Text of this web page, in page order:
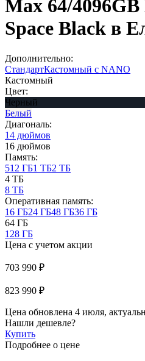
Max 64/
Space Black в
Дополнительно:
СтандартКастомный с NANO
Кастомный
Цвет:
Черный
Белый
Диагональ:
14 дюймов
16 дюймов
Память:
512 ГБ1 ТБ2 ТБ
4 ТБ
8 ТБ
Оперативная память:
16 ГБ24 ГБ48 ГБ36 ГБ
64 ГБ
128 ГБ
Цена с учетом акции
703 990 ₽
823 990 ₽
Цена обновлена 4 июля,
Нашли дешевле?
Купить
Подробнее о цене